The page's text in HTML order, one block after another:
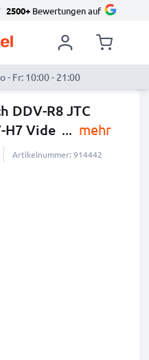
2500+Bewertungen auf
- Fr: 10:00 - 21:00
DDV-R8 JTC
H7 Vide ... mehr
Artikelnummer: 914442